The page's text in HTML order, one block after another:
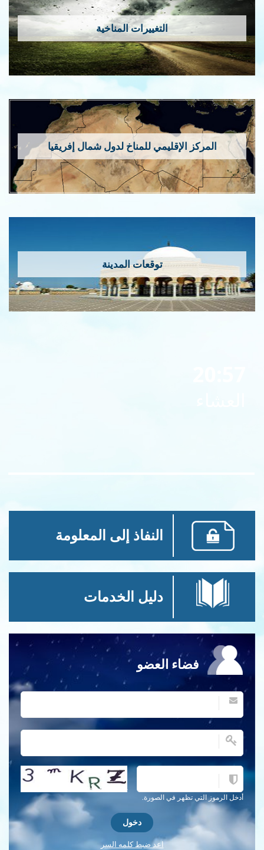
التغييرات المناخية
المركز الإقليمي للمناخ لدول شمال إفريقيا
توقعات المدينة
النفاذ إلى المعلومة
دليل الخدمات
فضاء العضو
أدخل الرموز التي تظهر في الصورة.
احصل على كلمة التحقق جديدة!
اعد ضبط كلمه السر